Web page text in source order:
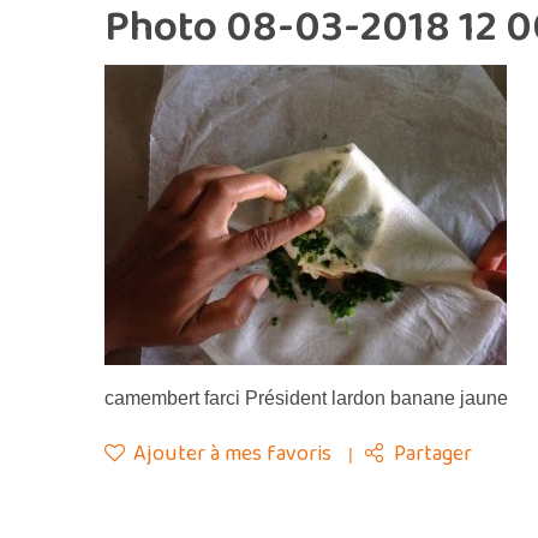
Photo 08-03-2018 12
camembert farci Président lardon banane jaune
Ajouter à mes favoris Partager